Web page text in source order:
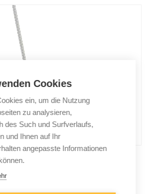
Cookies
ein, um die Nutzung
zu analysieren,
des Such und Surfverlaufs,
und Ihnen auf Ihr
angepasste Informationen